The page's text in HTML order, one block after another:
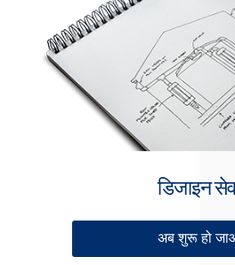
डिजाइन
अब शुरू हो